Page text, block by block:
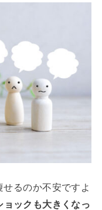
るのか不安ですよ
ョックも大きくなっ